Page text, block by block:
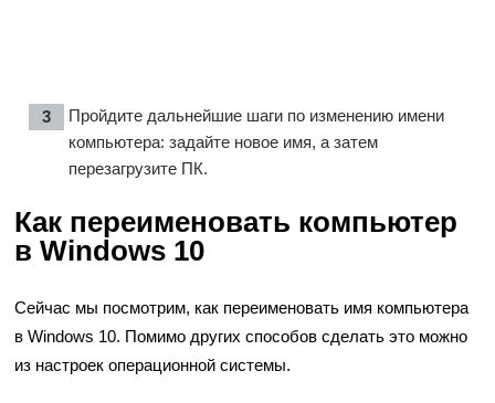
Пройдите дальнейшие шаги по изменению имени
компьютера: задайте новое имя, а затем
перезагрузите ПК.
Как переименовать компьютер
в Windows 10
Сейчас мы посмотрим, как переименовать имя компьютера
в Windows 10. Помимо других способов сделать это можно
из настроек операционной системы.